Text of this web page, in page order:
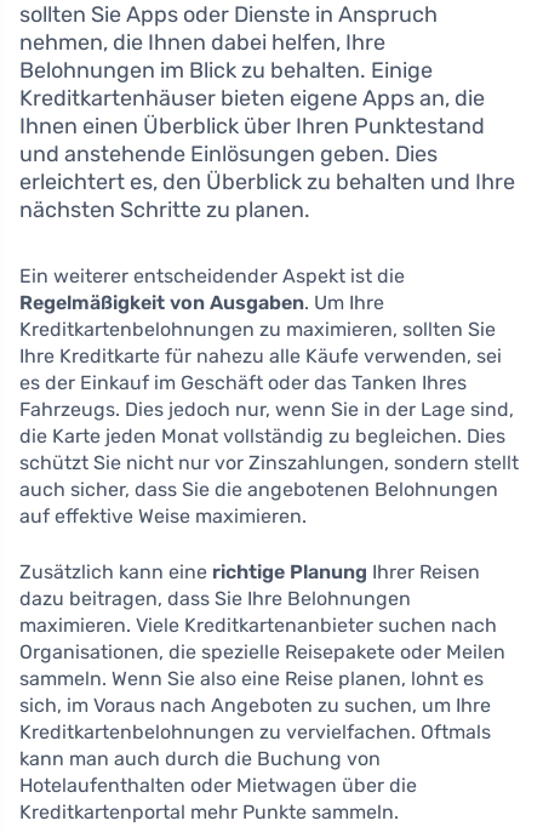
sollten Sie Apps oder Dienste in Anspruch
nehmen, die Ihnen dabei helfen, Ihre
Belohnungen im Blick zu behalten. Einige
Kreditkartenhäuser bieten eigene Apps an, die
Ihnen einen Überblick über Ihren Punktestand
und anstehende Einlösungen geben. Dies
erleichtert es, den Überblick zu behalten und Ihre
nächsten Schritte zu planen.
Ein weiterer entscheidender Aspekt ist die
Regelmäßigkeit von Ausgaben. Um Ihre
Kreditkartenbelohnungen zu maximieren, sollten Sie
Ihre Kreditkarte für nahezu alle Käufe verwenden, sei
es der Einkauf im Geschäft oder das Tanken Ihres
Fahrzeugs. Dies jedoch nur, wenn Sie in der Lage sind,
die Karte jeden Monat vollständig zu begleichen. Dies
schützt Sie nicht nur vor Zinszahlungen, sondern stellt
auch sicher, dass Sie die angebotenen Belohnungen
auf effektive Weise maximieren.
Zusätzlich kann eine richtige Planung Ihrer Reisen
dazu beitragen, dass Sie Ihre Belohnungen
maximieren. Viele Kreditkartenanbieter suchen nach
Organisationen, die spezielle Reisepakete oder Meilen
sammeln. Wenn Sie also eine Reise planen, lohnt es
sich, im Voraus nach Angeboten zu suchen, um Ihre
Kreditkartenbelohnungen zu vervielfachen. Oftmals
kann man auch durch die Buchung von
Hotelaufenthalten oder Mietwagen über die
Kreditkartenportal mehr Punkte sammeln.